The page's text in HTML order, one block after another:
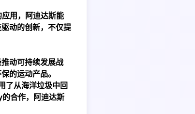
用，阿迪达斯能
动的创新，不仅提
动可持续发展战
的运动产品。
了从海洋垃圾中回
合作，阿迪达斯